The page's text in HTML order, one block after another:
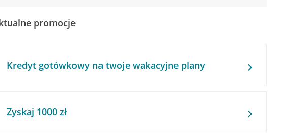
promocje
Kredyt gotówkowy na twoje wakacyjne plany
Zyskaj 1000 zł